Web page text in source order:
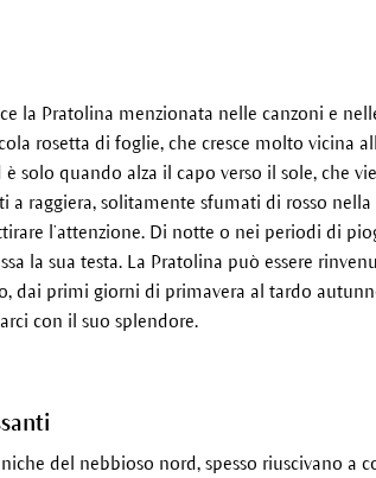
la Pratolina menzionata nelle canzoni e
rosetta di foglie, che cresce molto vicina
è solo quando alza il capo verso il sole, che
a raggiera, solitamente sfumati di rosso
l’attenzione. Di notte o nei periodi di
la sua testa. La Pratolina può essere
dai primi giorni di primavera al tardo
con il suo splendore.
del nebbioso nord, spesso riuscivano a